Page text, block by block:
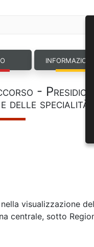
informazioni
- Presidio
delle specialità
visualizzazione
centrale, sotto